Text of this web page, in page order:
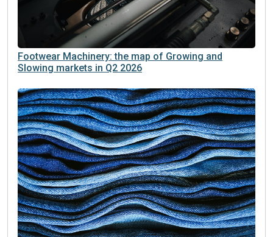
Footwear Machinery: the map of Growing and
Slowing markets in Q2 2026